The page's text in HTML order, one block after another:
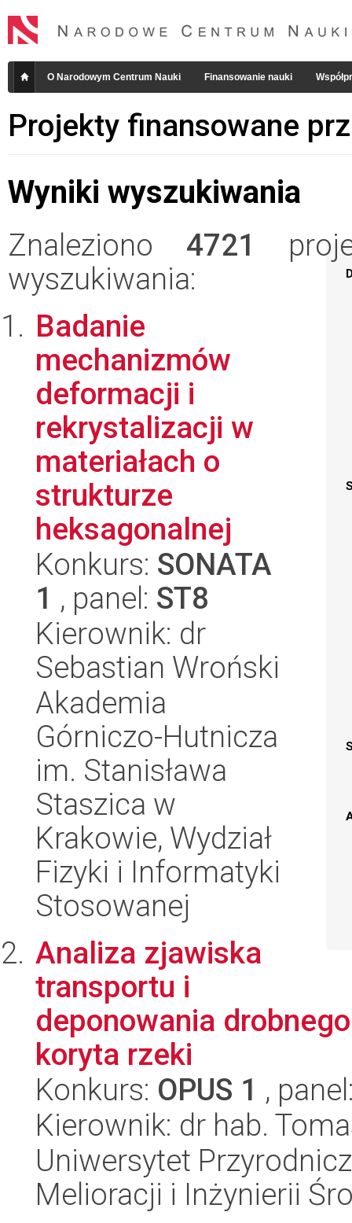
O Narodowym Centrum Nauki Finansowanie nauki
Projekty finansowane
Wyniki wyszukiwania
Znaleziono 4721
wyszukiwania:
Badanie
mechanizmów
deformacji i
rekrystalizacji w
materiałach o
strukturze
heksagonalnej
Konkurs: SONATA
1 , panel: ST8
Kierownik: dr
Sebastian Wroński
Akademia
Górniczo-Hutnicza
im. Stanisława
Staszica w
Krakowie, Wydział
Fizyki i Informatyki
Stosowanej
Analiza zjawiska
transportu i
deponowania
koryta rzeki
Konkurs: OPUS 1 ,
Kierownik: dr hab.
Uniwersytet
Melioracji i Inżynierii